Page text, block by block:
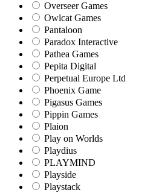
Overseer Games
Owlcat Games
Pantaloon
Paradox Interactive
Pathea Games
Pepita Digital
Perpetual Europe Ltd
Phoenix Game
Pigasus Games
Pippin Games
Plaion
Play on Worlds
Playdius
PLAYMIND
Playside
Playstack